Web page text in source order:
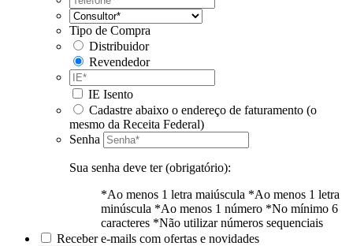
Tipo de Compra
Distribuidor
Revendedor
IE Isento
Cadastre abaixo o endereço de faturamento (o
mesmo da Receita Federal)
Senha
Sua senha deve ter (obrigatório):
*Ao menos 1 letra maiúscula *Ao menos 1 letra
minúscula *Ao menos 1 número *No mínimo 6
caracteres *Não utilizar números sequenciais
Receber e-mails com ofertas e novidades